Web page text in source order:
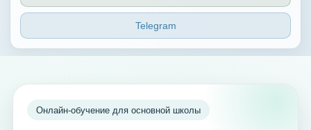
Telegram
Онлайн-обучение для основной школы